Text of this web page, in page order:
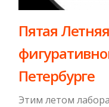
Пятая
Петербурге
Этим летом